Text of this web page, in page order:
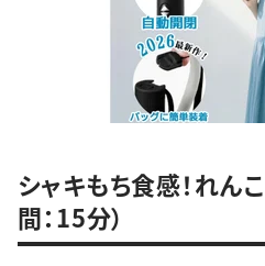
シャキもち食感！れん
間：15分）